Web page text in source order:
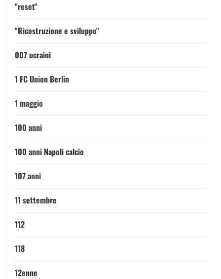
"reset"
"Ricostruzione e sviluppo"
007 ucraini
1 FC Union Berlin
1 maggio
100 anni
100 anni Napoli calcio
107 anni
11 settembre
112
118
12enne